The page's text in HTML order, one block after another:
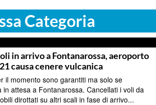
Categoria
in arrivo a Fontanarossa, aeroporto
causa cenere vulcanica
il momento sono garantiti ma solo se
in attesa a Fontanarossa. Cancellati i voli da
dirottati su altri scali in fase di arrivo...